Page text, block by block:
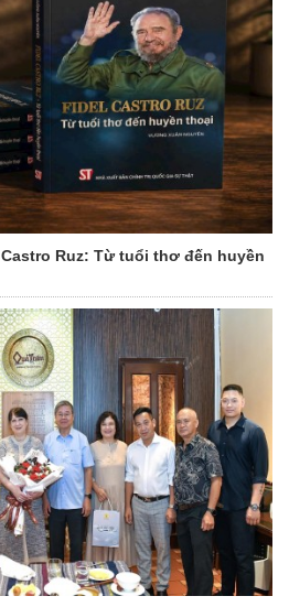
Ruz: Từ tuổi thơ đến huyền